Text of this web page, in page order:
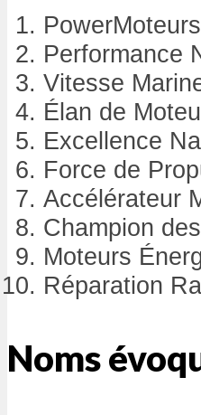
PowerMoteurs
Performance
Vitesse
Élan de
Excellence
Force de
Accélérateur
Champion
Moteurs
Réparation
Noms